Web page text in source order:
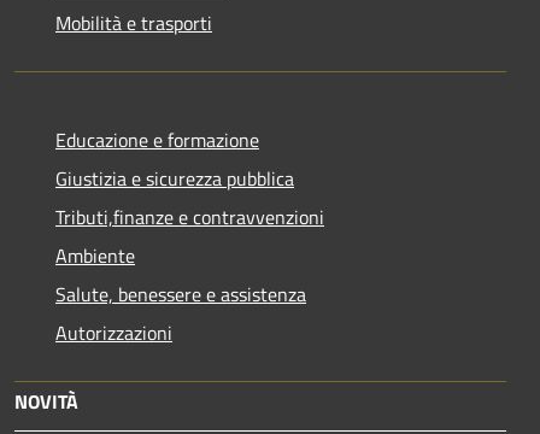
Mobilità e trasporti
Educazione e formazione
Giustizia e sicurezza pubblica
Tributi,finanze e contravvenzioni
Ambiente
Salute, benessere e assistenza
Autorizzazioni
NOVITÀ